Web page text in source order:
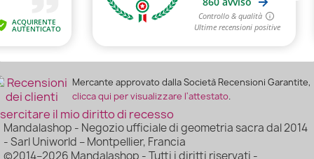
Mercante approvato dalla Società Recensioni Garantite,
clicca qui per visualizzare l'attestato.
il mio diritto di recesso
Mandalashop - Negozio ufficiale di geometria sacra dal 2014
- Sarl Uniworld – Montpellier, Francia